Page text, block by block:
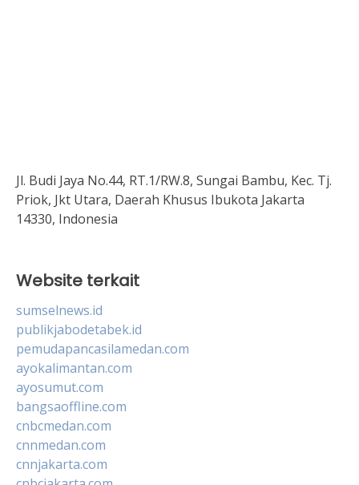
Jl. Budi Jaya No.44, RT.1/RW.8, Sungai Bambu, Kec. Tj.
Priok, Jkt Utara, Daerah Khusus Ibukota Jakarta
14330, Indonesia
Website terkait
sumselnews.id
publikjabodetabek.id
pemudapancasilamedan.com
ayokalimantan.com
ayosumut.com
bangsaoffline.com
cnbcmedan.com
cnnmedan.com
cnnjakarta.com